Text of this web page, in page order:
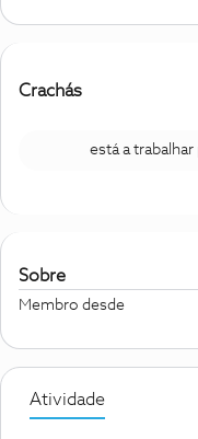
Crachás
está a
Sobre
Membro desde
Atividade